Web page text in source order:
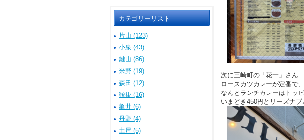
次に三崎町の「花一」さん
ロースカツカレーが定番で
なんとランチカレーはトッ
いまどき450円とリーズナブ
カテゴリーリスト
片山 (123)
小泉 (43)
鍵山 (86)
米野 (19)
森田 (12)
鞍掛 (16)
亀井 (6)
丹野 (4)
土屋 (5)